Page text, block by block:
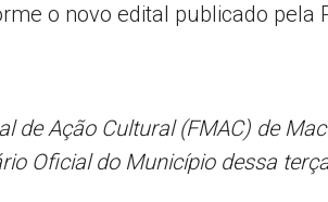
o novo edital publicado pela
de Ação Cultural (FMAC) de
Oficial do Município dessa